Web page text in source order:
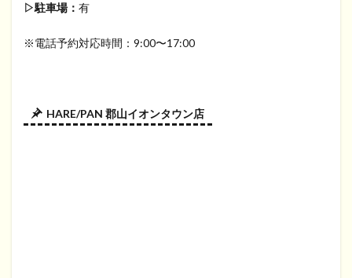
▷駐車場： 有
※電話予約対応時間：9:00〜17:00
HARE/PAN 郡山イオンタウン店